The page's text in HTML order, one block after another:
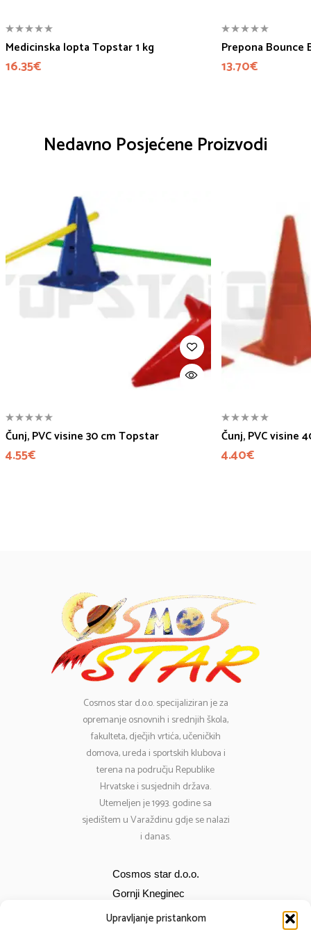
Upravljanje pristankom
Medicinska lopta Topstar 1 kg
16.35€
Prepona Bounce
13.70€
Nedavno Posjećene Proizvodi
Čunj, PVC visine 30 cm Topstar
4.55€
Čunj, PVC visine
4.40€
Cosmosstar d.o.o. specijaliziran je za
opremanje osnovnih i srednjih škola,
fakulteta, dječjih vrtića, učeničkih
domova, ureda i sportskih klubova i
terena na području Republike
Hrvatske i susjednih država.
Utemeljen je 1993. godine sa
sjedištem u Varaždinu gdje se nalazi
i danas.
Cosmos star d.o.o.
Gornji Kneginec
Bana Jelačića 12